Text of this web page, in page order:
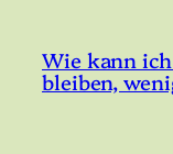
Wie kann
bleiben,